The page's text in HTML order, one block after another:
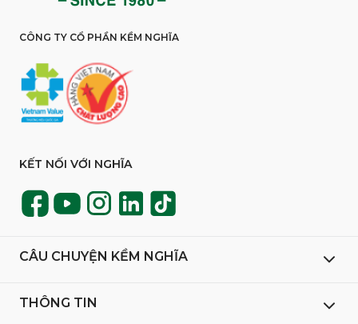
CÔNG TY CỔ PHẦN KỀM NGHĨA
KẾT NỐI VỚI NGHĨA
CÂU CHUYỆN KỀM NGHĨA
THÔNG TIN